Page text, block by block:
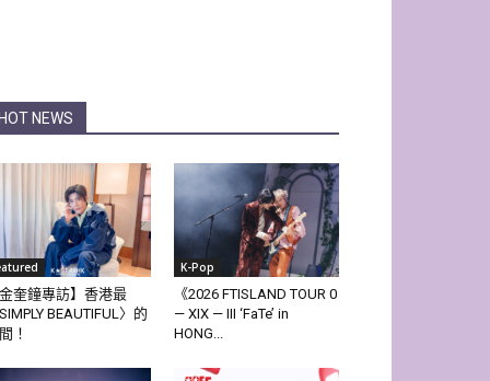
HOT NEWS
金奎鐘專訪】香港最
SIMPLY BEAUTIFUL〉的
！
K-Pop
《2026 FTISLAND TOUR 0
— XIX — III ‘FaTe’ in
HONG...